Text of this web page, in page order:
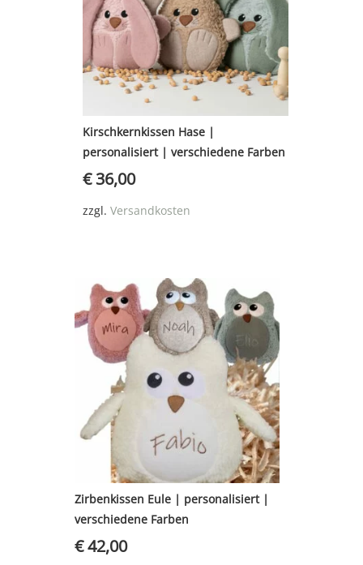
Kirschkernkissen Hase |
personalisiert | verschiedene Farben
€36,00
zzgl.Versandkosten
Zirbenkissen Eule | personalisiert |
verschiedene Farben
€42,00